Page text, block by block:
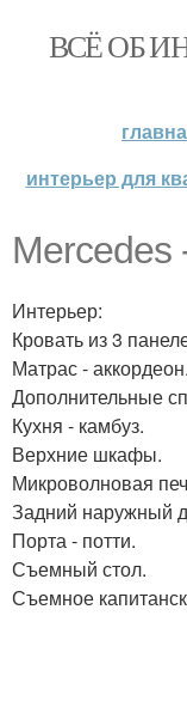
ВСЁ ОБ
интерьер для
Mercedes
Интерьер:
Кровать из 3
Матрас - аккордеон.
Дополнительные
Кухня - камбуз.
Верхние шкафы.
Микроволновая
Задний наружный
Порта - потти.
Съемный стол.
Съемное